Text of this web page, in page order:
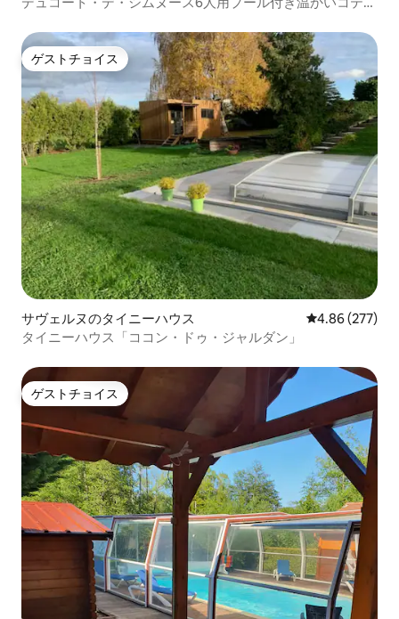
ゲストチョイス
ゲストチョイス
サヴェルヌのタイニーハウス レビュー277
4.86 (277)
タイニーハウス「ココン・ドゥ・ジャルダン」
ゲストチョイス
ゲストチョイス